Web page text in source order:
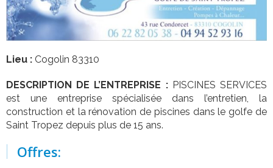
Lieu : Cogolin 83310
DESCRIPTION DE L’ENTREPRISE :PISCINES SERVICES
est une entreprise spécialisée dans l’entretien, la
construction et la rénovation de piscines dans le golfe de
Saint Tropez depuis plus de 15 ans.
Offres: